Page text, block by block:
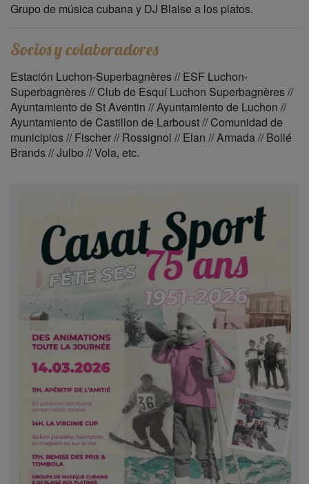
Grupo de música cubana y DJ Blaise a los platos.
Socios y colaboradores
Estación Luchon-Superbagnères // ESF Luchon-
Superbagnères // Club de Esquí Luchon Superbagnères //
Ayuntamiento de St Aventin // Ayuntamiento de Luchon //
Ayuntamiento de Castillon de Larboust // Comunidad de
municipios // Fischer // Rossignol // Elan // Armada // Bollé
Brands // Julbo // Vola, etc.